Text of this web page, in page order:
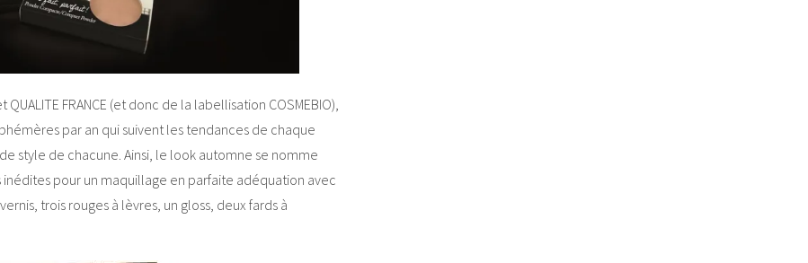
FRANCE (et donc de la labellisation COSMEBIO),
par an qui suivent les tendances de chaque
style de chacune. Ainsi, le look automne se nomme
inédites pour un maquillage en parfaite adéquation avec
trois rouges à lèvres, un gloss, deux fards à